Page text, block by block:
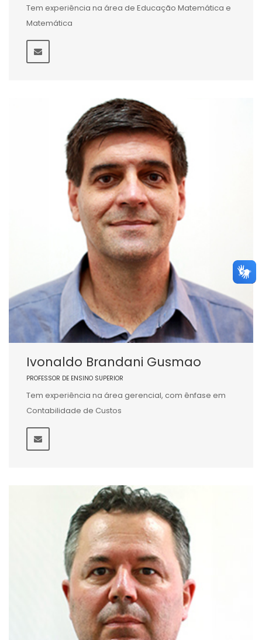
Tem experiência na área de Educação Matemática e
Matemática
Ivonaldo Brandani Gusmao
PROFESSOR DE ENSINO SUPERIOR
Tem experiência na área gerencial, com ênfase em
Contabilidade de Custos